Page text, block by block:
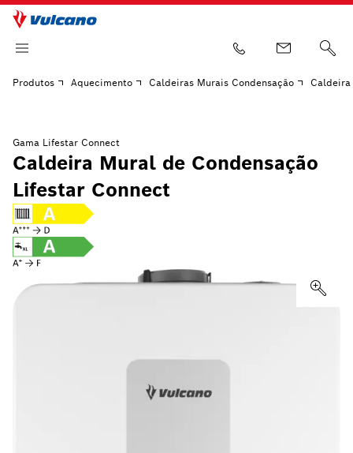
Produtos Aquecimento Caldeiras Murais Condensação Caldeira
Gama Lifestar Connect
Caldeira Mural de Condensação
Lifestar Connect